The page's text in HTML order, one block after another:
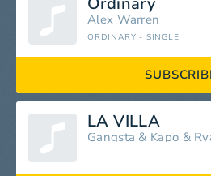
Alex Warren
ORDINARY - SINGLE
LA VILLA
Gangsta & Kapo &